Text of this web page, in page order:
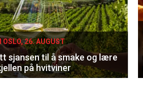
OSLO, 26. AUGUST
sjansen til å smake og lære
på hvitviner